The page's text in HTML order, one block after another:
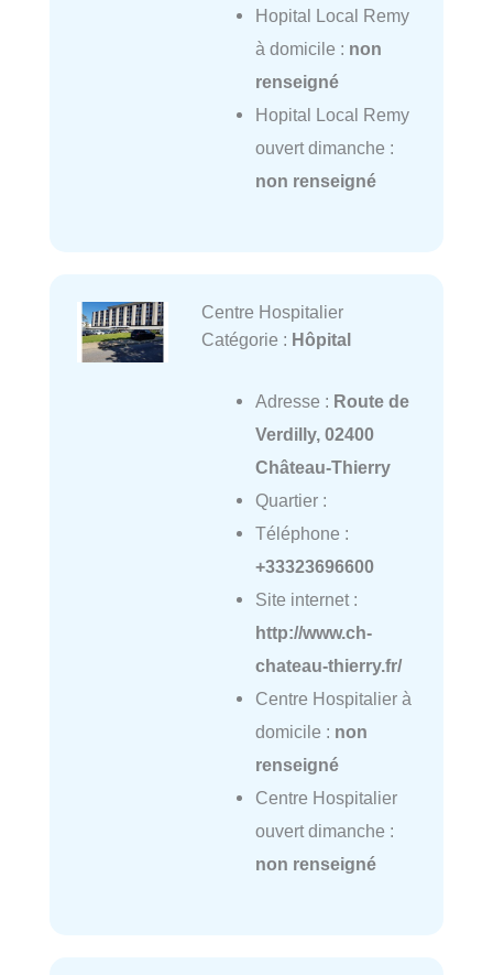
Hopital Local Remy
à domicile : non
renseigné
Hopital Local Remy
ouvert dimanche :
non renseigné
Centre Hospitalier
Catégorie : Hôpital
Adresse : Route de
Verdilly, 02400
Château-Thierry
Quartier :
Téléphone :
+33323696600
Site internet :
http://www.ch-
chateau-thierry.fr/
Centre Hospitalier à
domicile : non
renseigné
Centre Hospitalier
ouvert dimanche :
non renseigné